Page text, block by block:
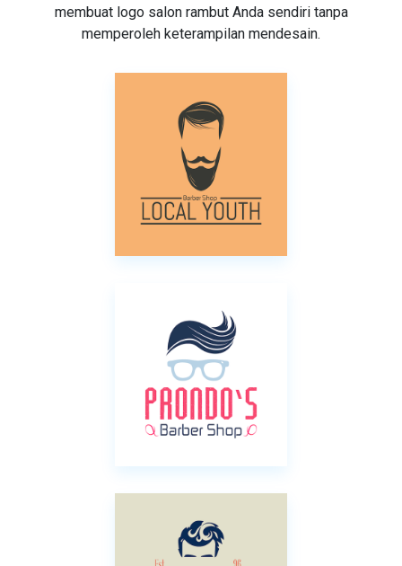
membuat logo salon rambut Anda sendiri tanpa
memperoleh keterampilan mendesain.